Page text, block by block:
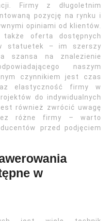
Firmy z długoletnim
pozycję na rynku i
opiniami od klientów.
oferta dostępnych
statuetek – im szerszy
szansa na znalezienie
naszym
czynnikiem jest czas
elastyczność firmy w
do indywidualnych
również zwrócić uwagę
różne firmy – warto
przed podjęciem
w